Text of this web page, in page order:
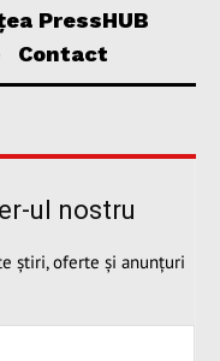
PressHUB
Contact
ul nostru
știri, oferte și anunțuri